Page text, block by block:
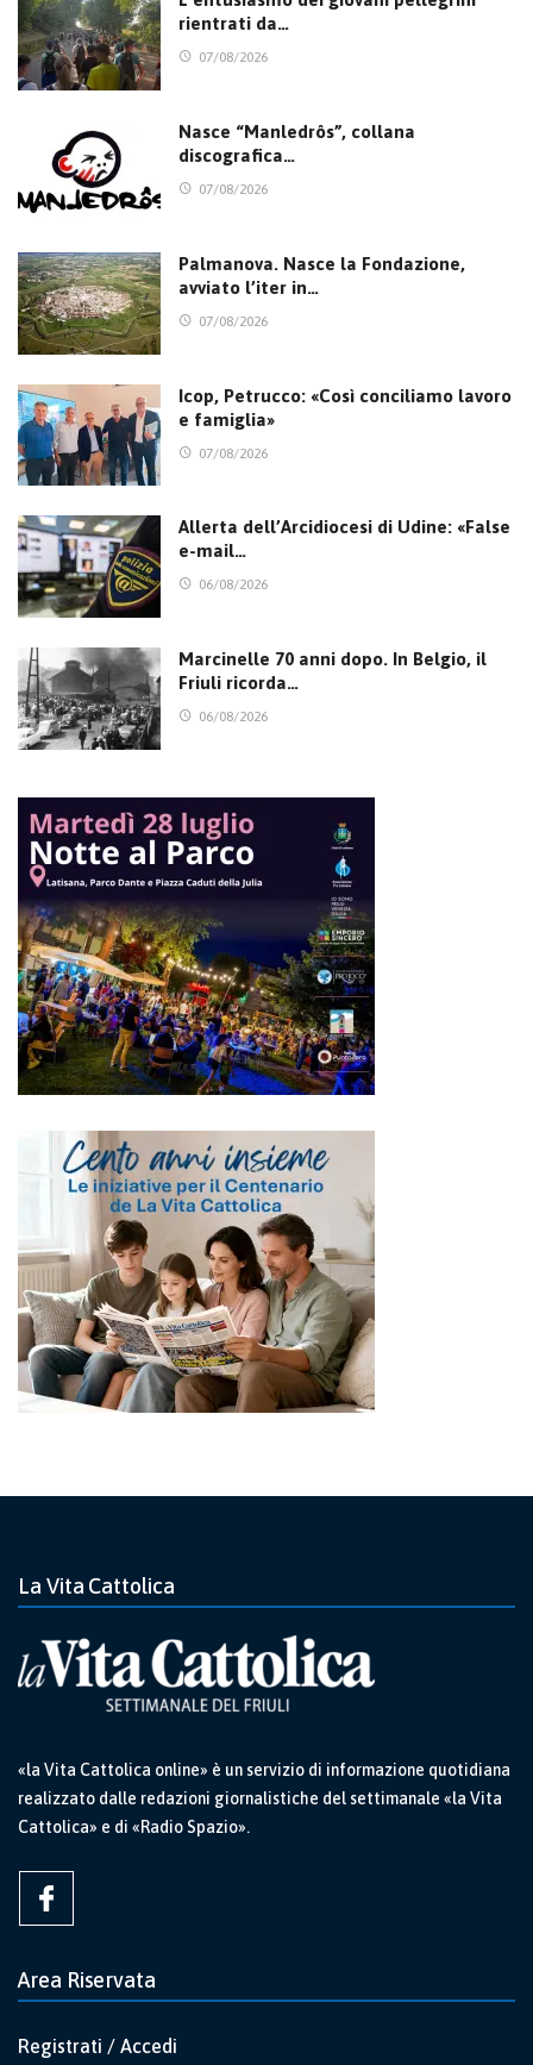
rientrati da…
07/08/2026
Nasce “Manledrôs”, collana
discografica…
07/08/2026
Palmanova. Nasce la Fondazione,
avviato l’iter in…
07/08/2026
Icop, Petrucco: «Così conciliamo lavoro
e famiglia»
07/08/2026
Allerta dell’Arcidiocesi di Udine: «False
e-mail…
06/08/2026
Marcinelle 70 anni dopo. In Belgio, il
Friuli ricorda…
06/08/2026
La Vita Cattolica
«la Vita Cattolica online» è un servizio di informazione quotidiana
realizzato dalle redazioni giornalistiche del settimanale «la Vita
Cattolica» e di «Radio Spazio».
Area Riservata
Registrati / Accedi